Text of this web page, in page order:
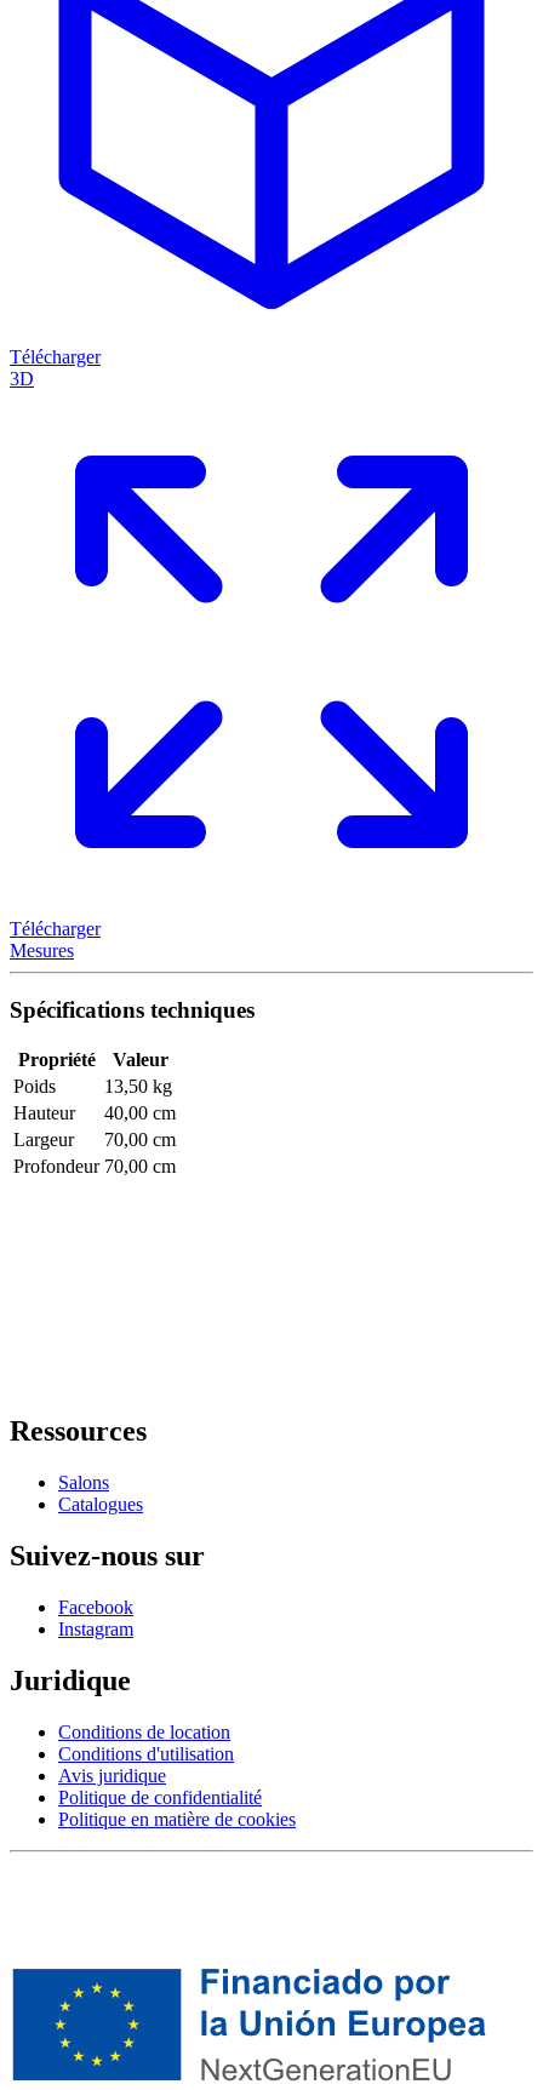
Télécharger
3D
Télécharger
Mesures
Spécifications techniques
Propriété
Valeur
Poids
13,50 kg
Hauteur
40,00 cm
Largeur
70,00 cm
Profondeur 70,00 cm
Ressources
Salons
Catalogues
Suivez-nous sur
Facebook
Instagram
Juridique
Conditions de location
Conditions d'utilisation
Avis juridique
Politique de confidentialité
Politique en matière de cookies